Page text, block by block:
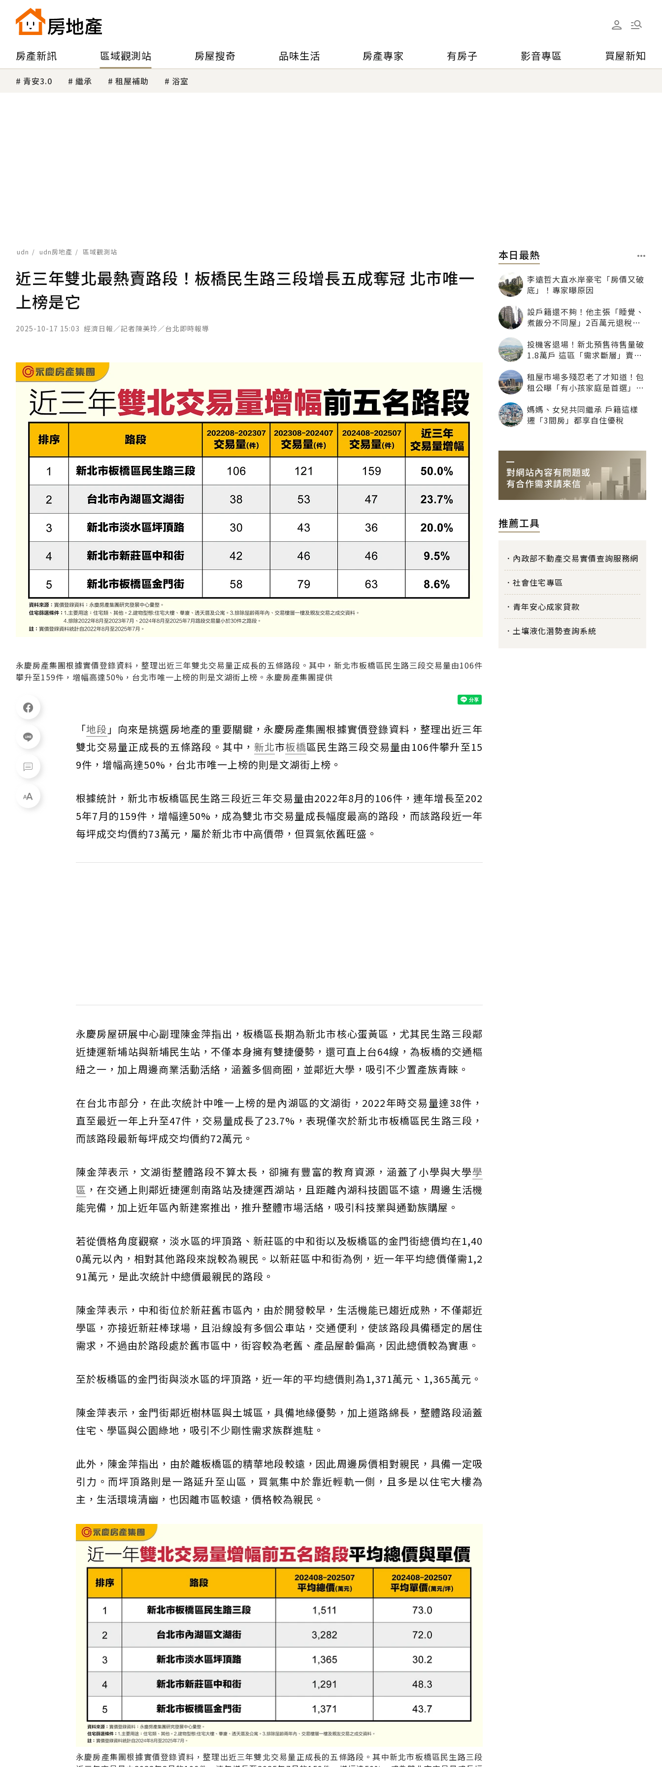
房產新訊 區域觀測站 房屋搜奇 品味生活 房產專家 有房子 影音專區 買屋新知
青安3.0 繼承 租屋補助 浴室
udn udn房地產 區域觀測站
近三年雙北最熱賣路段！板橋民生路三段增長五成奪冠 北市唯一
上榜是它
2025-10-17 15:03 經濟日報／記者陳美玲／台北即時報導
永慶房產集團根據實價登錄資料，整理出近三年雙北交易量正成長的五條路段。其中，新北市板橋區民生路三段交易量由106件
攀升至159件，增幅高達50%，台北市唯一上榜的則是文湖街上榜。永慶房產集團提供
「地段 」向來是挑選房地產的重要關鍵，永慶房產集團根據實價登錄資料，整理出近三年
雙北交易量正成長的五條路段。其中， 新北市板橋區民生路三段交易量由106件攀升至15
9件，增幅高達50%，台北市唯一上榜的則是文湖街上榜。
根據統計，新北市板橋區民生路三段近三年交易量由2022年8月的106件，連年增長至202
5年7月的159件，增幅達50%，成為雙北市交易量成長幅度最高的路段，而該路段近一年
每坪成交均價約73萬元，屬於新北市中高價帶，但買氣依舊旺盛。
永慶房屋研展中心副理陳金萍指出，板橋區長期為新北市核心蛋黃區，尤其民生路三段鄰
近捷運新埔站與新埔民生站，不僅本身擁有雙捷優勢，還可直上台64線，為板橋的交通樞
紐之一，加上周邊商業活動活絡，涵蓋多個商圈，並鄰近大學，吸引不少置產族青睞。
在台北市部分，在此次統計中唯一上榜的是內湖區的文湖街，2022年時交易量達38件，
直至最近一年上升至47件，交易量成長了23.7%，表現僅次於新北市板橋區民生路三段，
而該路段最新每坪成交均價約72萬元。
陳金萍表示，文湖街整體路段不算太長，卻擁有豐富的教育資源，涵蓋了小學與大學學
區 ，在交通上則鄰近捷運劍南路站及捷運西湖站，且距離內湖科技園區不遠，周邊生活機
能完備，加上近年區內新建案推出，推升整體市場活絡，吸引科技業與通勤族購屋。
若從價格角度觀察，淡水區的坪頂路、新莊區的中和街以及板橋區的金門街總價均在1,40
0萬元以內，相對其他路段來說較為親民。以新莊區中和街為例，近一年平均總價僅需1,2
91萬元，是此次統計中總價最親民的路段。
陳金萍表示，中和街位於新莊舊市區內，由於開發較早，生活機能已趨近成熟，不僅鄰近
學區，亦接近新莊棒球場，且沿線設有多個公車站，交通便利，使該路段具備穩定的居住
需求，不過由於路段處於舊市區中，街容較為老舊、產品屋齡偏高，因此總價較為實惠。
至於板橋區的金門街與淡水區的坪頂路，近一年的平均總價則為1,371萬元、1,365萬元。
陳金萍表示，金門街鄰近樹林區與土城區，具備地緣優勢，加上道路綿長，整體路段涵蓋
住宅、學區與公園綠地，吸引不少剛性需求族群進駐。
此外，陳金萍指出，由於離板橋區的精華地段較遠，因此周邊房價相對親民，具備一定吸
引力。而坪頂路則是一路延升至山區，買氣集中於靠近輕軌一側，且多是以住宅大樓為
主，生活環境清幽，也因離市區較遠，價格較為親民。
永慶房產集團根據實價登錄資料，整理出近三年雙北交易量正成長的五條路段。其中新北市板橋區民生路三段
本日最熱
李遠哲大直水岸豪宅「房價又破
底」！專家曝原因
設戶籍還不夠！他主張「睡覺、
煮飯分不同屋」2百萬元退稅照
投機客退場！新北預售待售量破
1.8萬戶 這區「需求斷層」賣壓
租屋市場多殘忍老了才知道！包
租公曝「有小孩家庭是首選」：
媽媽、女兒共同繼承 戶籍這樣
遷「3間房」都享自住優稅
推薦工具
內政部不動產交易實價查詢服務網
社會住宅專區
青年安心成家貸款
土壤液化潛勢查詢系統